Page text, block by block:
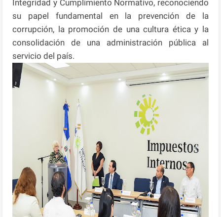
Integridad y Cumplimiento Normativo, reconociendo
su papel fundamental en la prevención de la
corrupción, la promoción de una cultura ética y la
consolidación de una administración pública al
servicio del país.